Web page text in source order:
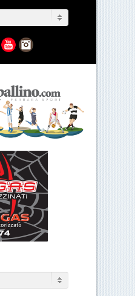
YouTubeInstagram